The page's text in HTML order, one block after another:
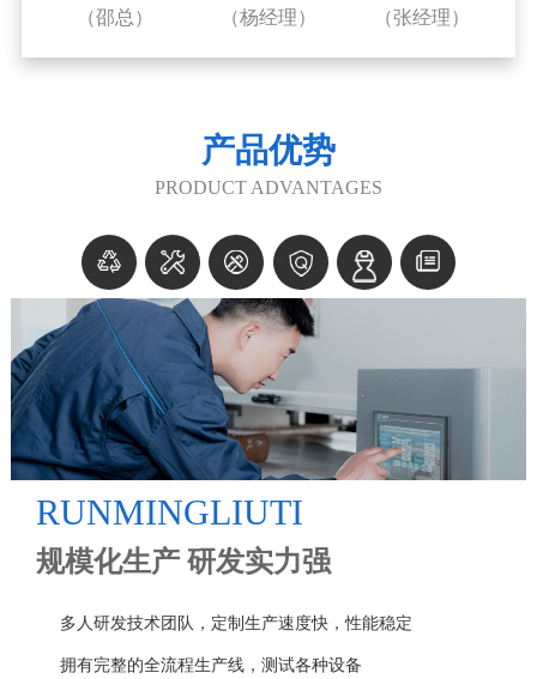
（邵总） （杨经理） （张经理）
产品优势
PRODUCT ADVANTAGES
RUNMINGLIUTI
规模化生产 研发实力强
多人研发技术团队，定制生产速度快，性能稳定
拥有完整的全流程生产线，测试各种设备